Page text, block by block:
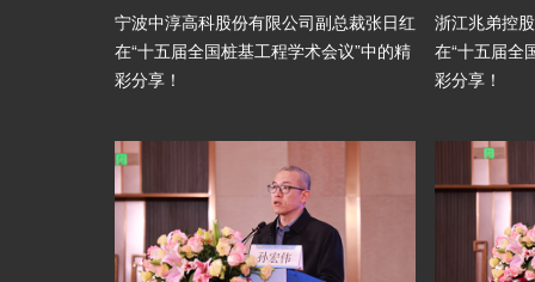
宁波中淳高科股份有限公司副总裁张日红
在“十五届全国桩基工程学术会议”中的精
彩分享！
浙江兆弟控
在“十五届全
彩分享！